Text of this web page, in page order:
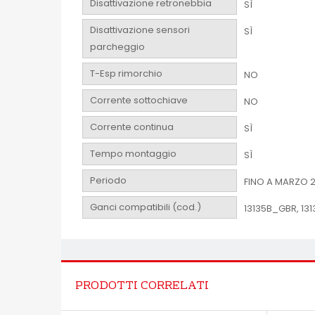
Disattivazione retronebbia
SÌ
Disattivazione sensori
parcheggio
SÌ
T-Esp rimorchio
NO
Corrente sottochiave
NO
Corrente continua
SÌ
Tempo montaggio
SÌ
Periodo
FINO A MARZO
Ganci compatibili (cod.)
13135B_GBR,
PRODOTTI CORRELATI